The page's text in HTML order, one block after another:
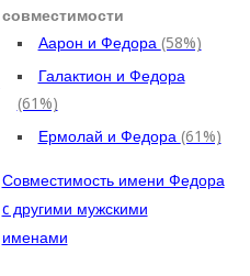
совместимости
Аарон и Федора (58%)
Галактион и Федора
(61%)
Ермолай и Федора (61%)
Совместимость имени Федора
c другими мужскими
именами